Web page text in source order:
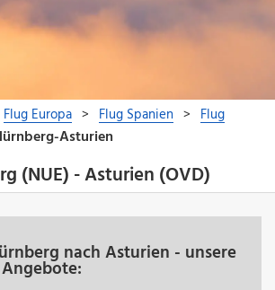
(NUE) - Asturien (OVD)
nach Asturien - unsere